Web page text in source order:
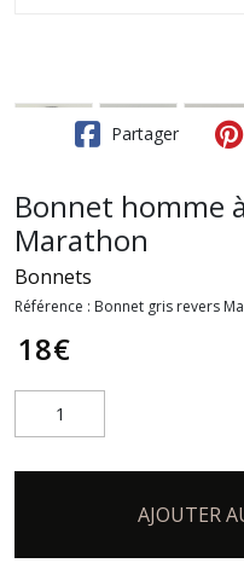
Partager
Bonnet homme
Marathon
Bonnets
Référence : Bonnet gris revers
18€
AJOUTER